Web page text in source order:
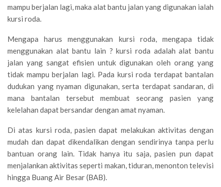
mampu berjalan lagi, maka alat bantu jalan yang digunakan ialah
kursi roda.
Mengapa harus menggunakan kursi roda, mengapa tidak
menggunakan alat bantu lain ? kursi roda adalah alat bantu
jalan yang sangat efisien untuk digunakan oleh orang yang
tidak mampu berjalan lagi. Pada kursi roda terdapat bantalan
dudukan yang nyaman digunakan, serta terdapat sandaran, di
mana bantalan tersebut membuat seorang pasien yang
kelelahan dapat bersandar dengan amat nyaman.
Di atas kursi roda, pasien dapat melakukan aktivitas dengan
mudah dan dapat dikendalikan dengan sendirinya tanpa perlu
bantuan orang lain. Tidak hanya itu saja, pasien pun dapat
menjalankan aktivitas seperti makan, tiduran, menonton televisi
hingga Buang Air Besar (BAB).